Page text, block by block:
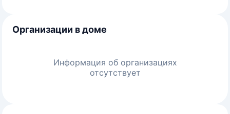
Организации в доме
Информация об организациях
отсутствует